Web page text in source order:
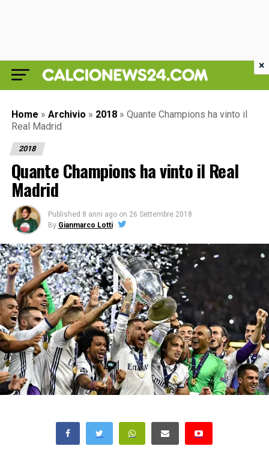
Home » Archivio » 2018 » Quante Champions ha vinto il
Real Madrid
2018
Quante Champions ha vinto il Real
Madrid
Published 8 anni ago on 26 Settembre 2018
By Gianmarco Lotti
×